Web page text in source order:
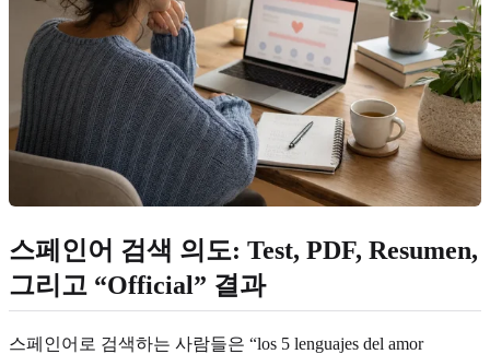
스페인어 검색 의도: Test, PDF, Resumen,
그리고 “Official” 결과
스페인어로 검색하는 사람들은 “los 5 lenguajes del amor